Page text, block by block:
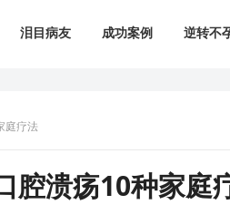
泪目病友 成功案例 逆转不
庭疗法
腔溃疡10种家庭